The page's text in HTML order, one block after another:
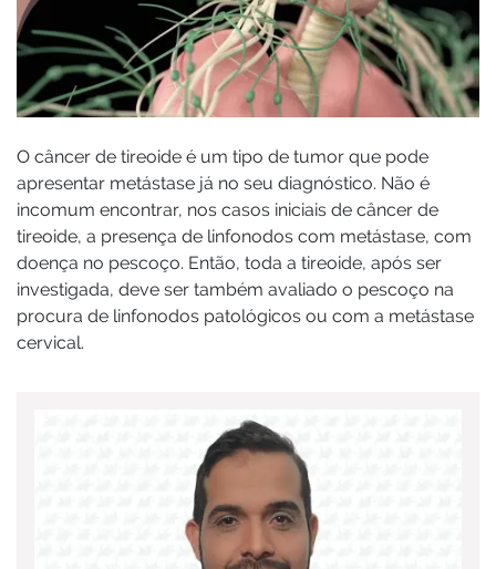
O câncer de tireoide é um tipo de tumor que pode
apresentar metástase já no seu diagnóstico. Não é
incomum encontrar, nos casos iniciais de câncer de
tireoide, a presença de linfonodos com metástase, com
doença no pescoço. Então, toda a tireoide, após ser
investigada, deve ser também avaliado o pescoço na
procura de linfonodos patológicos ou com a metástase
cervical.